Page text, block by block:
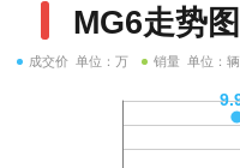
MG6走势图
成交价 单位：万 销量 单位：辆